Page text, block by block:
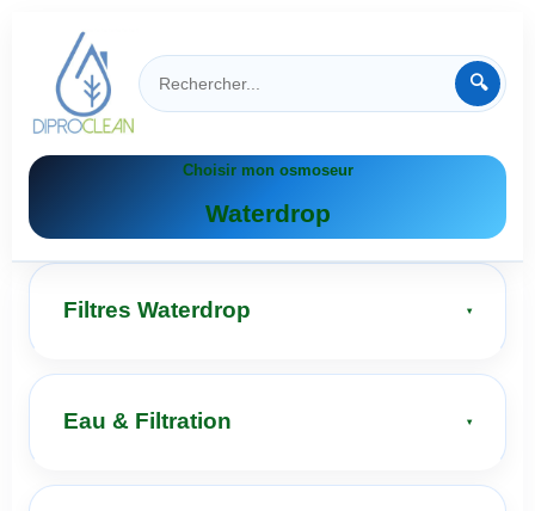
🔍
Choisir mon osmoseur
Waterdrop
Filtres Waterdrop
Eau & Filtration